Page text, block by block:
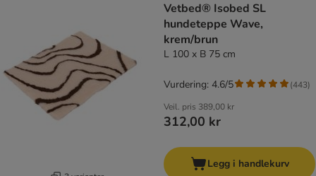
Vetbed® Isobed SL
hundeteppe Wave,
krem/brun
L 100 x B 75 cm
Veil. pris 389,00 kr
312,00 kr
Vurdering: 4.6/5 (443)
Legg i handlekurv